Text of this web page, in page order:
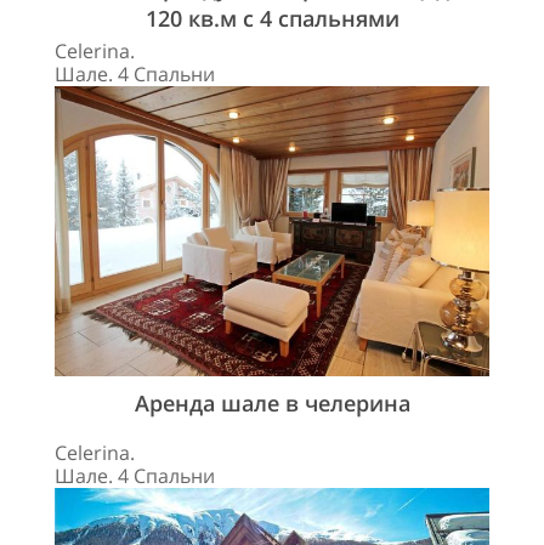
120 кв.м с 4 спальнями
Celerina.
Шале. 4 Спальни
Аренда шале в челерина
Celerina.
Шале. 4 Спальни